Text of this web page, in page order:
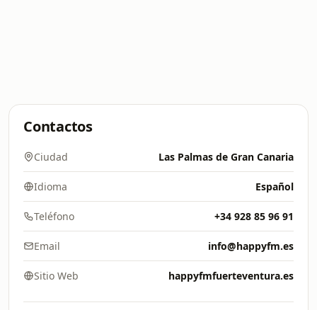
Contactos
Ciudad Las Palmas de Gran Canaria
Idioma Español
Teléfono +34 928 85 96 91
Email info@happyfm.es
Sitio Web happyfmfuerteventura.es